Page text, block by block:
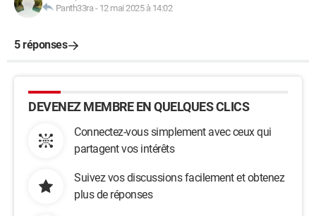
Panth33ra - 12 mai 2025 à 14:02
5 réponses
DEVENEZ MEMBRE EN QUELQUES CLICS
Connectez-vous simplement avec ceux qui
partagent vos intérêts
Suivez vos discussions facilement et obtenez
plus de réponses